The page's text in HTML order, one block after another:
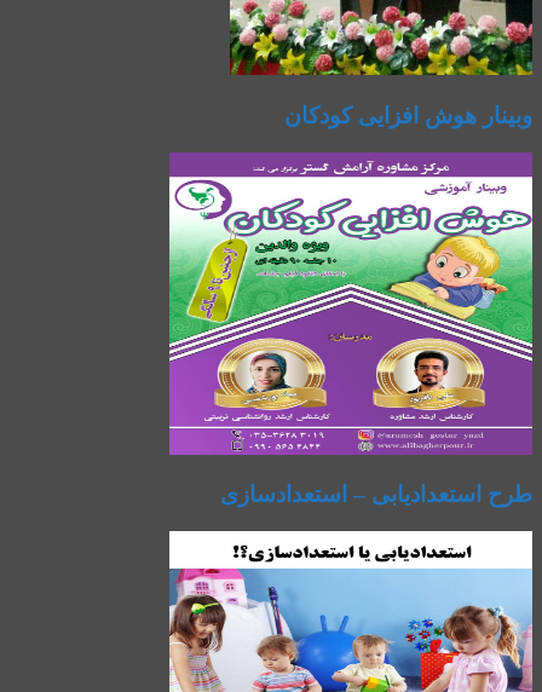
وبینار هوش افزایی کودکان
طرح استعدادیابی – استعدادسازی